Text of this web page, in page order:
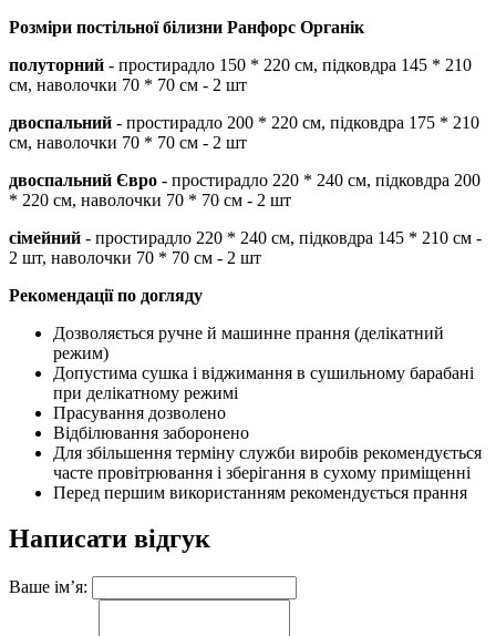
Розміри постільної білизни Ранфорс Органік
полуторний - простирадло 150 * 220 см, підковдра 145 * 210
см, наволочки 70 * 70 см - 2 шт
двоспальний - простирадло 200 * 220 см, підковдра 175 * 210
см, наволочки 70 * 70 см - 2 шт
двоспальний Євро - простирадло 220 * 240 см, підковдра 200
* 220 см, наволочки 70 * 70 см - 2 шт
сімейний - простирадло 220 * 240 см, підковдра 145 * 210 см -
2 шт, наволочки 70 * 70 см - 2 шт
Рекомендації по догляду
Дозволяється ручне й машинне прання (делікатний
режим)
Допустима сушка і віджимання в сушильному барабані
при делікатному режимі
Прасування дозволено
Відбілювання заборонено
Для збільшення терміну служби виробів рекомендується
часте провітрювання і зберігання в сухому приміщенні
Перед першим використанням рекомендується прання
Написати відгук
Ваше ім’я: